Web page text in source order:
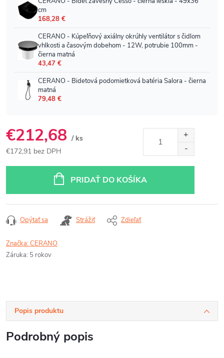
€212,68 / ks
€172,91 bez DPH
PRIDAŤ DO KOŠÍKA
Opýtať sa Strážiť Zdieľať
Značka:CERANO
Záruka: 5 rokov
Popis produktu
Podrobný popis